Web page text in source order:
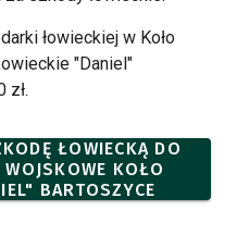
łowieckiej w Koło
"Daniel"
zł.
ŁOWIECKĄ DO
KOŁO
BARTOSZYCE